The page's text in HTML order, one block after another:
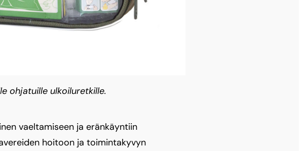
ohjatuille ulkoiluretkille.
vaeltamiseen ja eränkäyntiin
hoitoon ja toimintakyvyn